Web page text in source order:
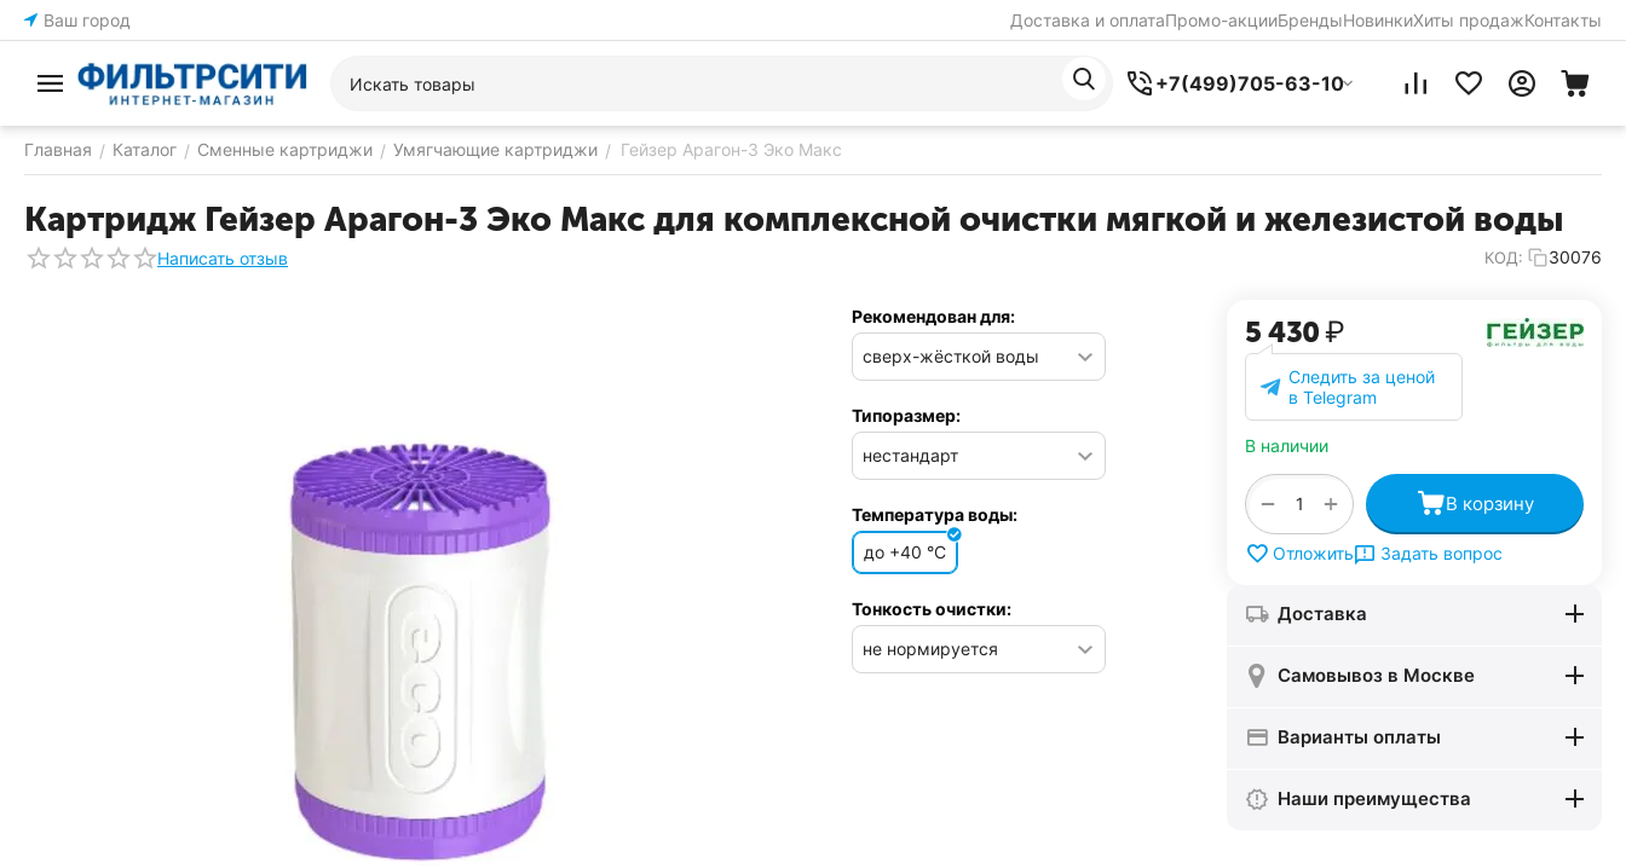
Ваш город Доставка и оплатаПромо-акцииБрендыНовинкиХиты продажКонтакты
+7(499)705-63-10
Главная / Каталог / Сменные картриджи / Умягчающие картриджи / Гейзер Арагон-3 Эко Макс
Картридж Гейзер Арагон-3 Эко Макс для комплексной очистки мягкой и железистой воды
Написать отзыв КОД: 30076
Рекомендован для:
Типоразмер:
Температура воды:
до +40 °C
Тонкость очистки:
5 430₽
Следить за ценой
в Telegram
В наличии
+
− В корзину
Отложить Задать вопрос
Доставка
Самовывоз в Москве
Варианты оплаты
Наши преимущества